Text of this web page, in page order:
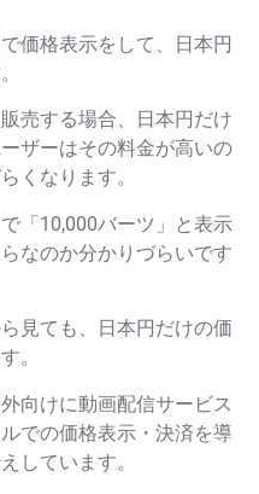
価格表示をして、日本円
売する場合、日本円だけ
ザーはその料金が高いの
くなります。
「10,000バーツ」と表示
なのか分かりづらいです
見ても、日本円だけの価
。
向けに動画配信サービス
での価格表示・決済を導
しています。